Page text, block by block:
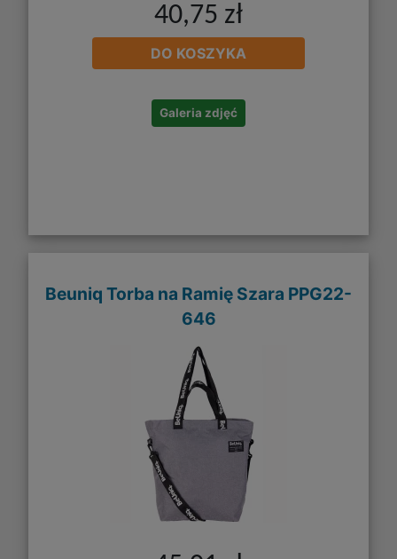
40,75 zł
DO KOSZYKA
Galeria zdjęć
Beuniq Torba na Ramię Szara PPG22-
646